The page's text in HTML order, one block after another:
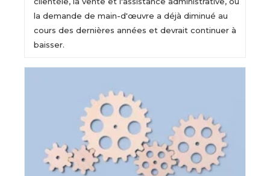
la demande de main-d'œuvre a déjà diminué au
cours des dernières années et devrait continuer à
baisser.